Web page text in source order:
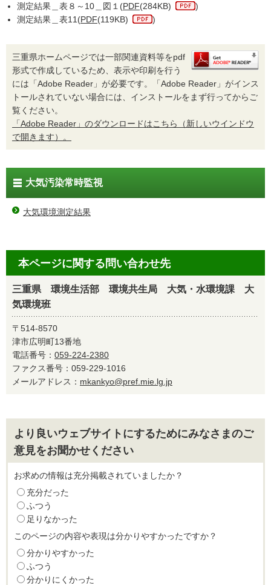
測定結果＿表８～10＿図１(PDF(284KB)
)
測定結果＿表11(PDF(119KB) )
三重県ホームページでは一部関連資料等をpdf
形式で作成しているため、表示や印刷を行う
には「Adobe Reader」が必要です。「Adobe Reader」がインス
トールされていない場合には、インストールをまず行ってからご
覧ください。
「Adobe Reader」のダウンロードはこちら（新しいウインドウ
で開きます）。
大気汚染常時監視
大気環境測定結果
本ページに関する問い合わせ先
三重県 環境生活部 環境共生局 大気・水環境課 大
気環境班
〒514-8570
津市広明町13番地
電話番号： 059-224-2380
ファクス番号：059-229-1016
メールアドレス： mkankyo@pref.mie.lg.jp
より良いウェブサイトにするためにみなさまのご
意見をお聞かせください
お求めの情報は充分掲載されていましたか？
充分だった
ふつう
足りなかった
このページの内容や表現は分かりやすかったですか？
分かりやすかった
ふつう
分かりにくかった